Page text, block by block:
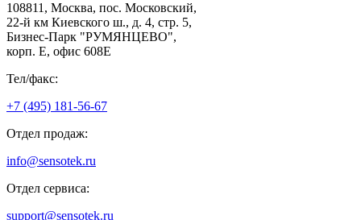
108811, Москва, пос. Московский,
22-й км Киевского ш., д. 4, стр. 5,
Бизнес-Парк "РУМЯНЦЕВО",
корп. Е, офис 608E
Тел/факс:
+7 (495) 181-56-67
Отдел продаж:
info@sensotek.ru
Отдел сервиса:
support@sensotek.ru